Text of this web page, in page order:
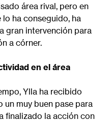
área rival, pero en
ha conseguido, ha
gran intervención para
a córner.
en el área
Ylla ha recibido
muy buen pase para
finalizado la acción con